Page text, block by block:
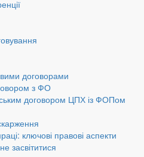
договорами
з ФО
договором ЦПХ із ФОПом
ключові правові аспекти
засвітитися